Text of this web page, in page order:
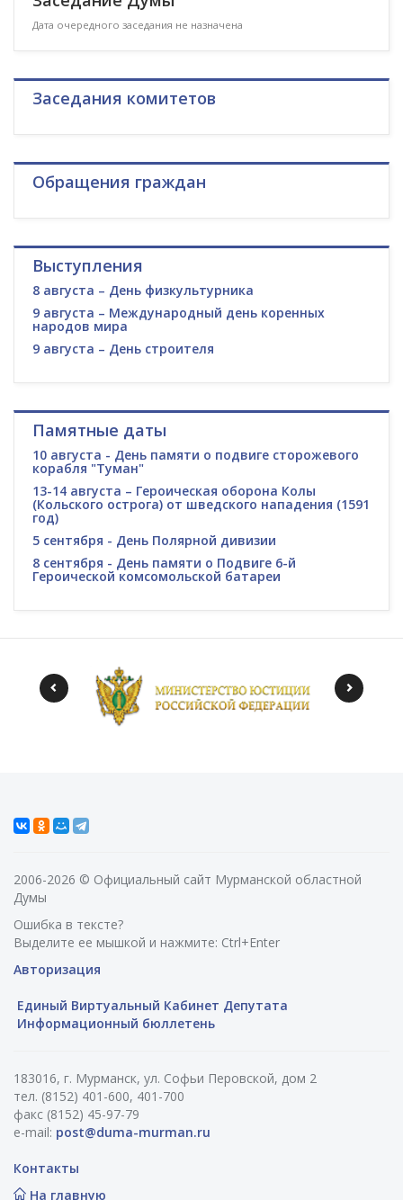
Дата очередного заседания не назначена
Заседания комитетов
Обращения граждан
Выступления
8 августа – День физкультурника
9 августа – Международный день коренных
народов мира
9 августа – День строителя
Памятные даты
10 августа - День памяти о подвиге сторожевого
корабля "Туман"
13-14 августа – Героическая оборона Колы
(Кольского острога) от шведского нападения (1591
год)
5 сентября - День Полярной дивизии
8 сентября - День памяти о Подвиге 6-й
Героической комсомольской батареи
2006-2026 © Официальный сайт Мурманской областной
Думы
Ошибка в тексте?
Выделите ее мышкой и нажмите: Ctrl+Enter
Авторизация
Единый Виртуальный Кабинет Депутата
Информационный бюллетень
183016, г. Мурманск, ул. Софьи Перовской, дом 2
тел. (8152) 401-600, 401-700
факс (8152) 45-97-79
e-mail: post@duma-murman.ru
Контакты
На главную